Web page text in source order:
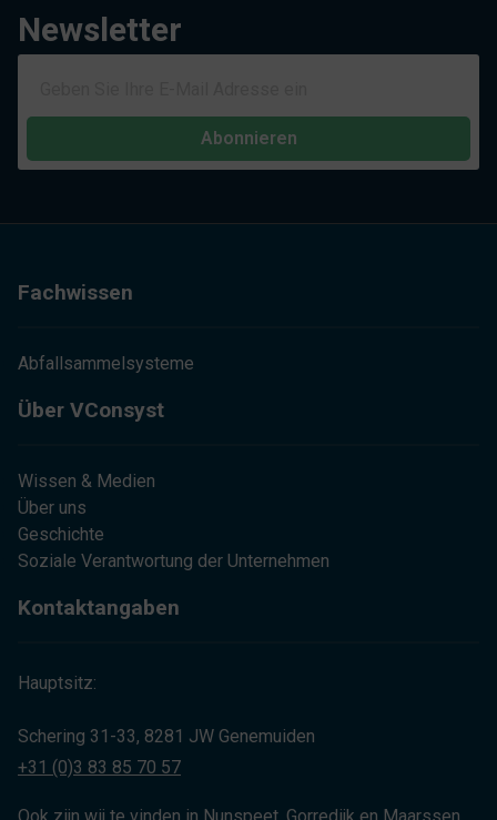
Newsletter
Abonnieren
Fachwissen
Abfallsammelsysteme
Über VConsyst
Wissen & Medien
Über uns
Geschichte
Soziale Verantwortung der Unternehmen
Kontaktangaben
Hauptsitz:
Schering 31-33, 8281 JW Genemuiden
+31 (0)3 83 85 70 57